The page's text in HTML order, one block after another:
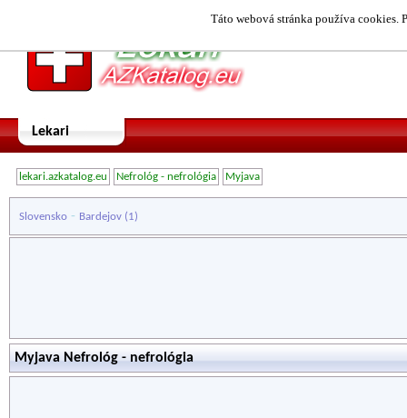
Táto webová stránka používa cookies.
Lekari
lekari.azkatalog.eu Nefrológ - nefrológia Myjava
Slovensko - Bardejov (1)
Myjava Nefrológ - nefrológia